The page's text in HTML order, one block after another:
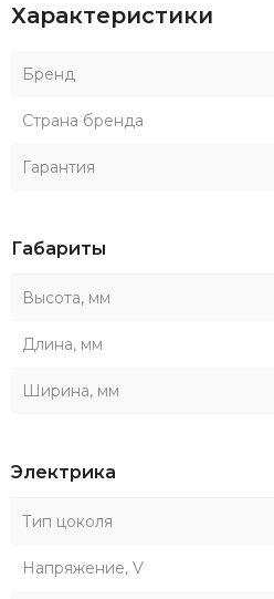
Характеристики
Бренд
Страна бренда
Гарантия
Габариты
Высота, мм
Длина, мм
Ширина, мм
Электрика
Тип цоколя
Напряжение, V